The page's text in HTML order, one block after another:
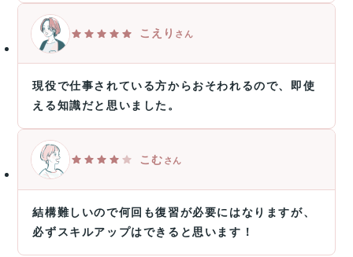
こえり さん
現役で仕事されている方からおそわれるので、即使
える知識だと思いました。
こむ さん
結構難しいので何回も復習が必要にはなりますが、
必ずスキルアップはできると思います！